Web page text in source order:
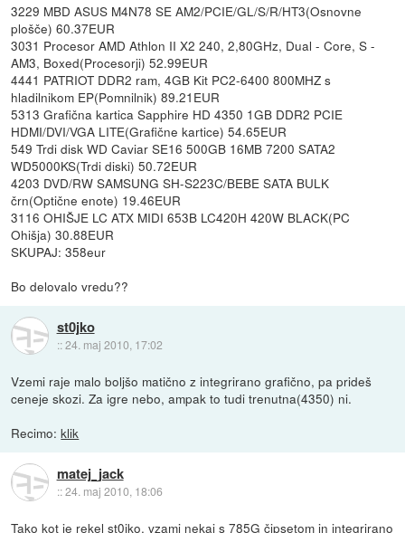
3229 MBD ASUS M4N78 SE AM2/PCIE/GL/S/R/HT3(Osnovne
plošče) 60.37EUR
3031 Procesor AMD Athlon II X2 240, 2,80GHz, Dual - Core, S -
AM3, Boxed(Procesorji) 52.99EUR
4441 PATRIOT DDR2 ram, 4GB Kit PC2-6400 800MHZ s
hladilnikom EP(Pomnilnik) 89.21EUR
5313 Grafična kartica Sapphire HD 4350 1GB DDR2 PCIE
HDMI/DVI/VGA LITE(Grafične kartice) 54.65EUR
549 Trdi disk WD Caviar SE16 500GB 16MB 7200 SATA2
WD5000KS(Trdi diski) 50.72EUR
4203 DVD/RW SAMSUNG SH-S223C/BEBE SATA BULK
črn(Optične enote) 19.46EUR
3116 OHIŠJE LC ATX MIDI 653B LC420H 420W BLACK(PC
Ohišja) 30.88EUR
SKUPAJ: 358eur
Bo delovalo vredu??
st0jko
::24. maj 2010, 17:02
Vzemi raje malo boljšo matično z integrirano grafično, pa prideš
ceneje skozi. Za igre nebo, ampak to tudi trenutna(4350) ni.
Recimo:klik
matej_jack
::24. maj 2010, 18:06
Tako kot je rekel st0jko, vzami nekaj s 785G čipsetom in integrirano